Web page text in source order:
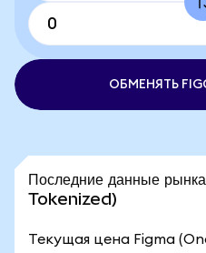
ОБМЕНЯТЬ
Последние данные
Tokenized)
Текущая цена Figma